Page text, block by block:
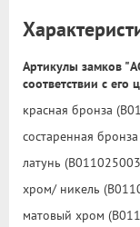
Артикулы замков
соответствии с его
красная бронза
состаренная
латунь
хром/ никель
матовый хром